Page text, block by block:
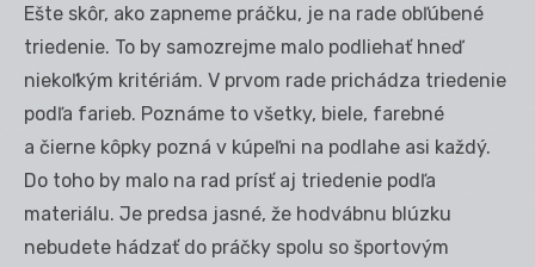
Ešte skôr, ako zapneme práčku, je na rade obľúbené
triedenie. To by samozrejme malo podliehať hneď
niekoľkým kritériám. V prvom rade prichádza triedenie
podľa farieb. Poznáme to všetky, biele, farebné
a čierne kôpky pozná v kúpeľni na podlahe asi každý.
Do toho by malo na rad prísť aj triedenie podľa
materiálu. Je predsa jasné, že hodvábnu blúzku
nebudete hádzať do práčky spolu so športovým